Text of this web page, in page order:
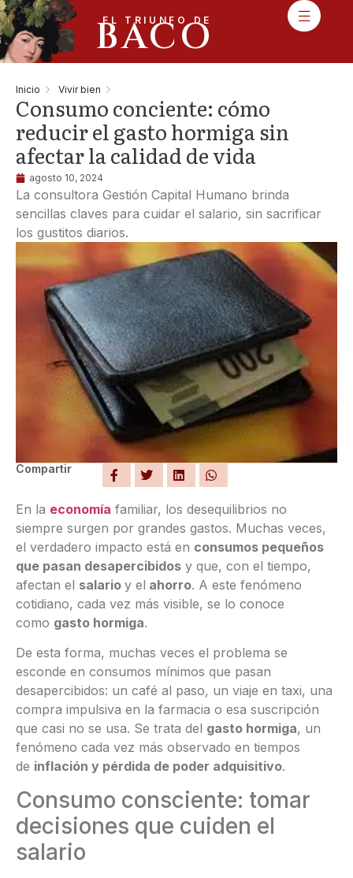
EL TRIUNFO DE
BACO
Inicio Vivir bien
Consumo conciente: cómo
reducir el gasto hormiga sin
afectar la calidad de vida
agosto 10, 2024
La consultora Gestión Capital Humano brinda
sencillas claves para cuidar el salario, sin sacrificar
los gustitos diarios.
Compartir
En la economía familiar, los desequilibrios no
siempre surgen por grandes gastos. Muchas veces,
el verdadero impacto está en consumos pequeños
que pasan desapercibidos y que, con el tiempo,
afectan el salario y el ahorro. A este fenómeno
cotidiano, cada vez más visible, se lo conoce
como gasto hormiga.
De esta forma, muchas veces el problema se
esconde en consumos mínimos que pasan
desapercibidos: un café al paso, un viaje en taxi, una
compra impulsiva en la farmacia o esa suscripción
que casi no se usa. Se trata del gasto hormiga, un
fenómeno cada vez más observado en tiempos
de inflación y pérdida de poder adquisitivo.
Consumo consciente: tomar
decisiones que cuiden el
salario